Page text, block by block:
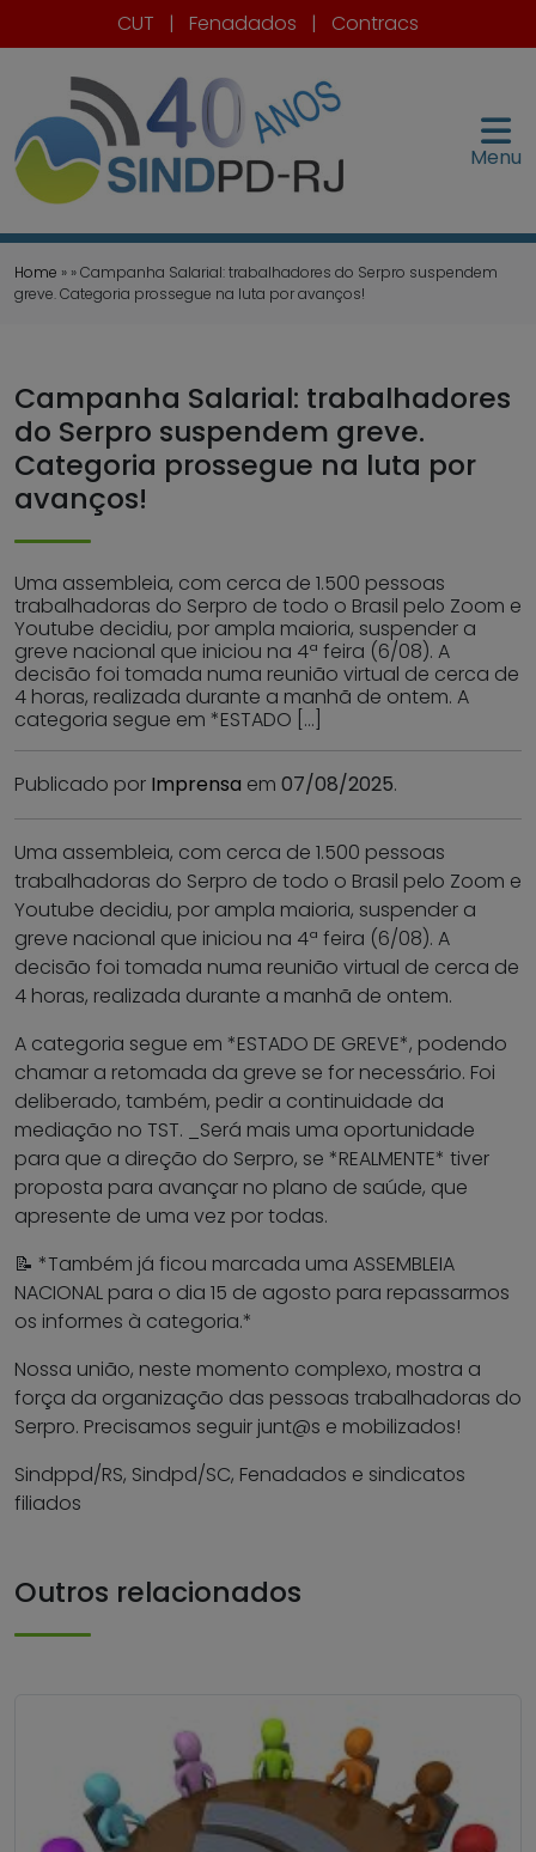
CUT | Fenadados | Contracs
Menu
Home » » Campanha Salarial: trabalhadores do Serpro suspendem
greve. Categoria prossegue na luta por avanços!
Campanha Salarial: trabalhadores
do Serpro suspendem greve.
Categoria prossegue na luta por
avanços!
Uma assembleia, com cerca de 1.500 pessoas
trabalhadoras do Serpro de todo o Brasil pelo Zoom e
Youtube decidiu, por ampla maioria, suspender a
greve nacional que iniciou na 4ª feira (6/08). A
decisão foi tomada numa reunião virtual de cerca de
4 horas, realizada durante a manhã de ontem. A
categoria segue em *ESTADO […]
Publicado por Imprensa em 07/08/2025.
Uma assembleia, com cerca de 1.500 pessoas
trabalhadoras do Serpro de todo o Brasil pelo Zoom e
Youtube decidiu, por ampla maioria, suspender a
greve nacional que iniciou na 4ª feira (6/08). A
decisão foi tomada numa reunião virtual de cerca de
4 horas, realizada durante a manhã de ontem.
A categoria segue em *ESTADO DE GREVE*, podendo
chamar a retomada da greve se for necessário. Foi
deliberado, também, pedir a continuidade da
mediação no TST. _Será mais uma oportunidade
para que a direção do Serpro, se *REALMENTE* tiver
proposta para avançar no plano de saúde, que
apresente de uma vez por todas.
📝 *Também já ficou marcada uma ASSEMBLEIA
NACIONAL para o dia 15 de agosto para repassarmos
os informes à categoria.*
Nossa união, neste momento complexo, mostra a
força da organização das pessoas trabalhadoras do
Serpro. Precisamos seguir junt@s e mobilizados!
Sindppd/RS, Sindpd/SC, Fenadados e sindicatos
filiados
Outros relacionados